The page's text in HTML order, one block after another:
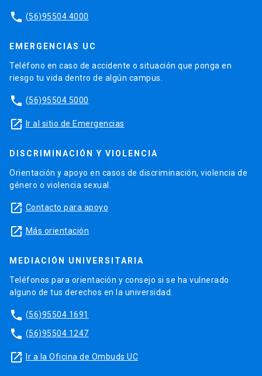
phone (56)95504 4000
EMERGENCIAS UC
Teléfono en caso de accidente o situación que ponga en
riesgo tu vida dentro de algún campus.
phone (56)95504 5000
launch Ir al sitio de Emergencias
DISCRIMINACIÓN Y VIOLENCIA
Orientación y apoyo en casos de discriminación, violencia de
género o violencia sexual.
launch Contacto para apoyo
launch Más orientación
MEDIACIÓN UNIVERSITARIA
Teléfonos para orientación y consejo si se ha vulnerado
alguno de tus derechos en la universidad.
phone (56)95504 1691
phone (56)95504 1247
launch Ir a la Oficina de Ombuds UC